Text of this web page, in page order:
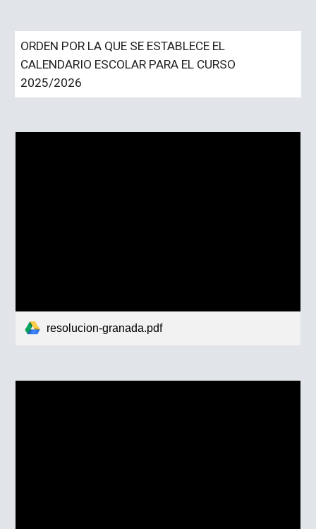
ORDEN POR LA QUE SE ESTABLECE EL
CALENDARIO ESCOLAR PARA EL CURSO
2025/2026
resolucion-granada.pdf